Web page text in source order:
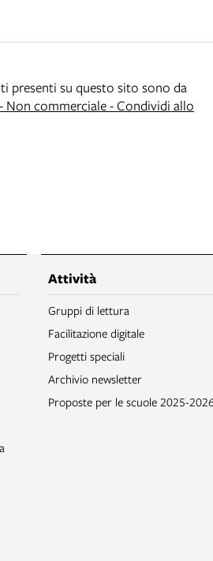
presenti su questo sito sono da
commerciale - Condividi allo
Attività
Gruppi di lettura
Facilitazione digitale
Progetti speciali
Archivio newsletter
Proposte per le scuole 2025-